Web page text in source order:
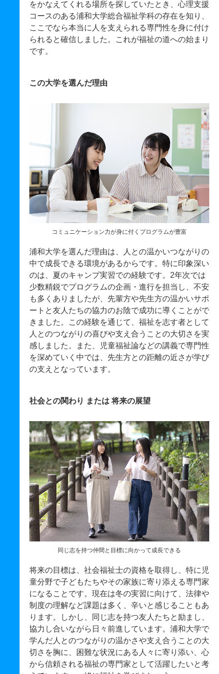
をかなえてくれる場所を探していたとき、心理支援
コースのある浦和大学総合福祉学科の存在を知り、
ここでなら本当に人を支えられる専門性を身に付け
られると確信しました。これが福祉の道への始まり
です。
この大学を選んだ理由
コミュニケーション力が身に付くプログラムが豊富
浦和大学を選んだ理由は、人との温かいつながりの
中で成長できる環境があるからです。特に印象深い
のは、夏のキャンプ実習での経験です。2年次では
少数精鋭でプログラムの企画・進行を担当し、不安
も多くありましたが、先輩方や先生方の温かいサポ
ートと友人たちの協力のお陰で成功に導くことがで
きました。この経験を通じて、福祉を志す者として
人とのつながりの喜びや支え合うことの大切さを実
感しました。また、児童福祉論などの講義で専門性
を深めていく中では、先生方との距離の近さが学び
の支えとなっています。
社会との関わり または 将来の展望
同じ志を持つ仲間と目標に向かって成長できる
将来の目標は、社会福祉士の資格を取得し、特に児
童分野で子どもたちやその家族に寄り添える専門家
になることです。現在は冬の実習に向けて、法律や
制度の理解など課題は多く、辛いと感じることもあ
ります。しかし、同じ志を持つ友人たちと励まし、
協力し合いながら日々前進しています。浦和大学で
学んだ人とのつながりの温かさや支え合うことの大
切さを胸に、困難な状況にある人々に寄り添い、心
から信頼される福祉の専門家として活躍したいと考